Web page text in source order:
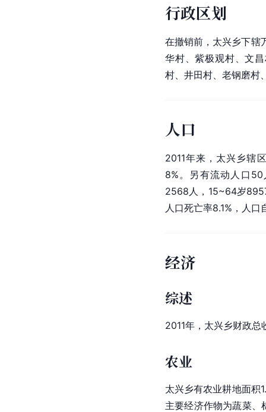
行政区划
在撤销前，太兴乡下辖
华村、紫极观村、文
村、井田村、老钢磨村
人口
2011年来，太兴乡辖
8%。另有流动人口
2568人，15~64岁
人口死亡率8.1%，人
经济
综述
2011年，太兴乡财政总
农业
太兴乡有农业耕地面积
主要经济作物为蔬菜